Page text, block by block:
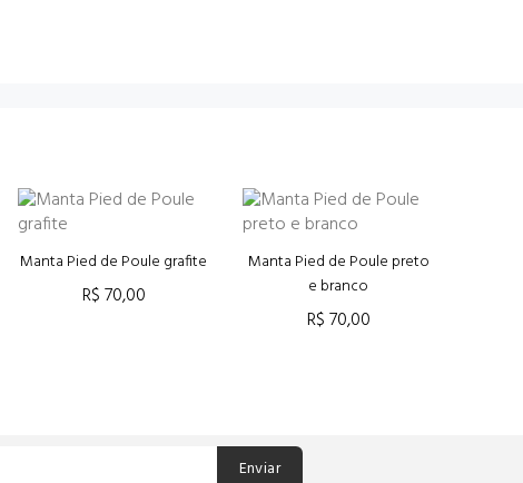
Manta Pied de Poule grafite
R$ 70,00
Manta Pied de Poule preto
e branco
R$ 70,00
Enviar